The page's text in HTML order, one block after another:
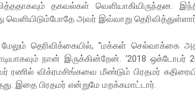
தகவல்கள்
வெளியிடும்போதே அவர் இவ்வாறு
தெரிவிக்கையில், “மக்கள் செல்வாக்கை
நான் இருக்கின்றேன். ‘2018 ஒக்டோபர்
ரணில் விக்ரமசிங்கவை மீண்டும் பிரதமர்
இதை பிரதமர் என்றுமே மறக்கமாட்டார்.